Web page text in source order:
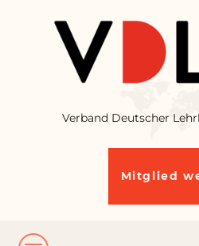
Verband Deutscher
Mitglied